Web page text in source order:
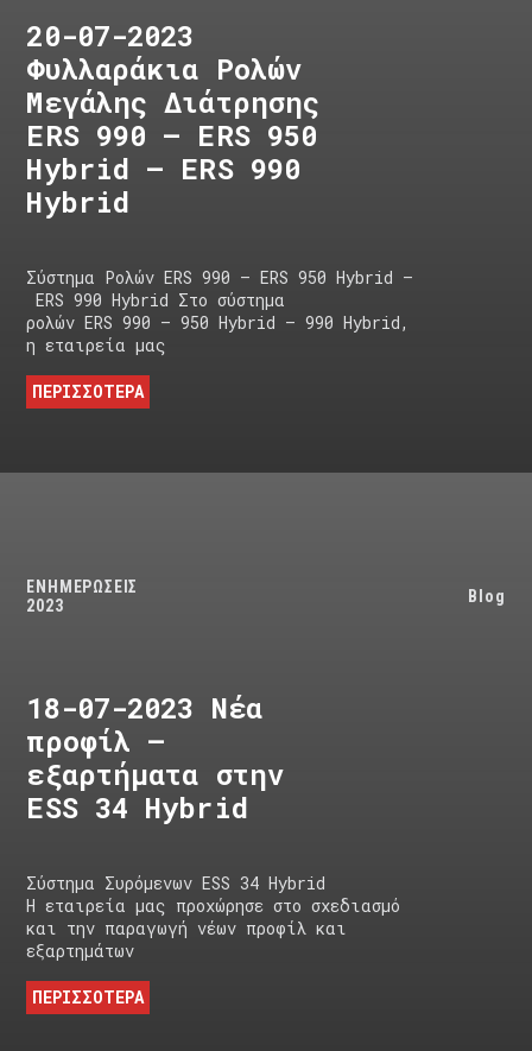
20-07-2023
Φυλλαράκια Ρολών
Μεγάλης Διάτρησης
ERS 990 – ERS 950
Hybrid – ERS 990
Hybrid
Σύστημα Ρολών ERS 990 – ERS 950 Hybrid –
ERS 990 Hybrid Στο σύστημα
ρολών ERS 990 – 950 Hybrid – 990 Hybrid,
η εταιρεία μας
ΠΕΡΙΣΣΟΤΕΡΑ
ΕΝΗΜΕΡΩΣΕΙΣ
2023
Blog
18-07-2023 Νέα
προφίλ –
εξαρτήματα στην
ESS 34 Hybrid
Σύστημα Συρόμενων ESS 34 Hybrid
Η εταιρεία μας προχώρησε στο σχεδιασμό
και την παραγωγή νέων προφίλ και
εξαρτημάτων
ΠΕΡΙΣΣΟΤΕΡΑ